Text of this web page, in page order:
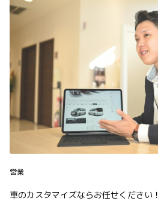
営業
車のカスタマイズならお任せください！